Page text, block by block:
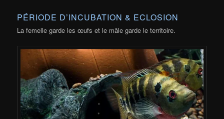
PÉRIODE D’INCUBATION & ECLOSION
La femelle garde les œufs et le mâle garde le territoire.